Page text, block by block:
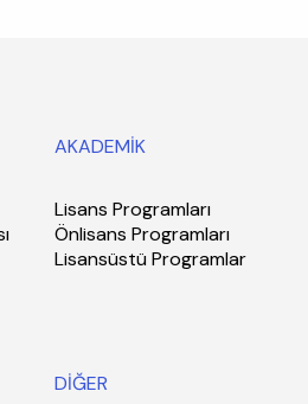
AKADEMİK
Lisans Programları
Önlisans Programları
Lisansüstü Programlar
DİĞER